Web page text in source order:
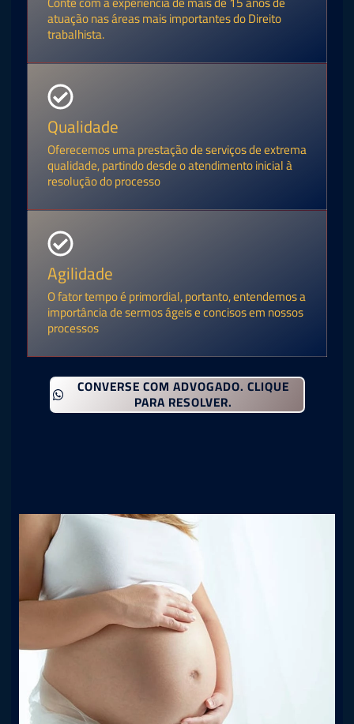
atuação nas áreas mais importantes do Direito
trabalhista.
Qualidade
Oferecemos uma prestação de serviços de extrema
qualidade, partindo desde o atendimento inicial à
resolução do processo
Agilidade
O fator tempo é primordial, portanto, entendemos a
importância de sermos ágeis e concisos em nossos
processos
CONVERSE COM ADVOGADO. CLIQUE
PARA RESOLVER.